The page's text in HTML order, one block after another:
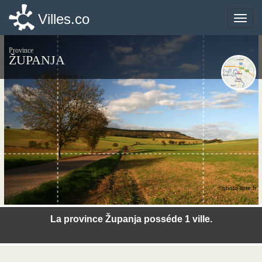
Toggle
Villes.co
Province
ŽUPANJA
La province Županja posséde 1 ville.
©photo-libre.fr
Toggle
Villes.co